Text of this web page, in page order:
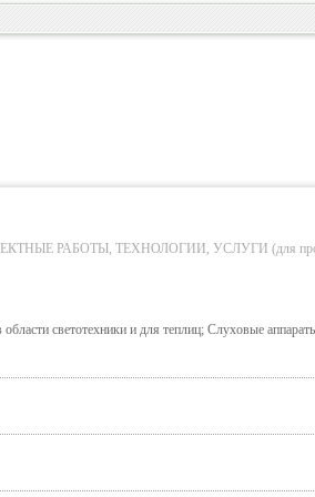
РАБОТЫ, ТЕХНОЛОГИИ, УСЛУГИ (для пром.
светотехники и для теплиц; Слуховые